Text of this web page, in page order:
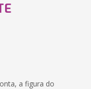
a figura do